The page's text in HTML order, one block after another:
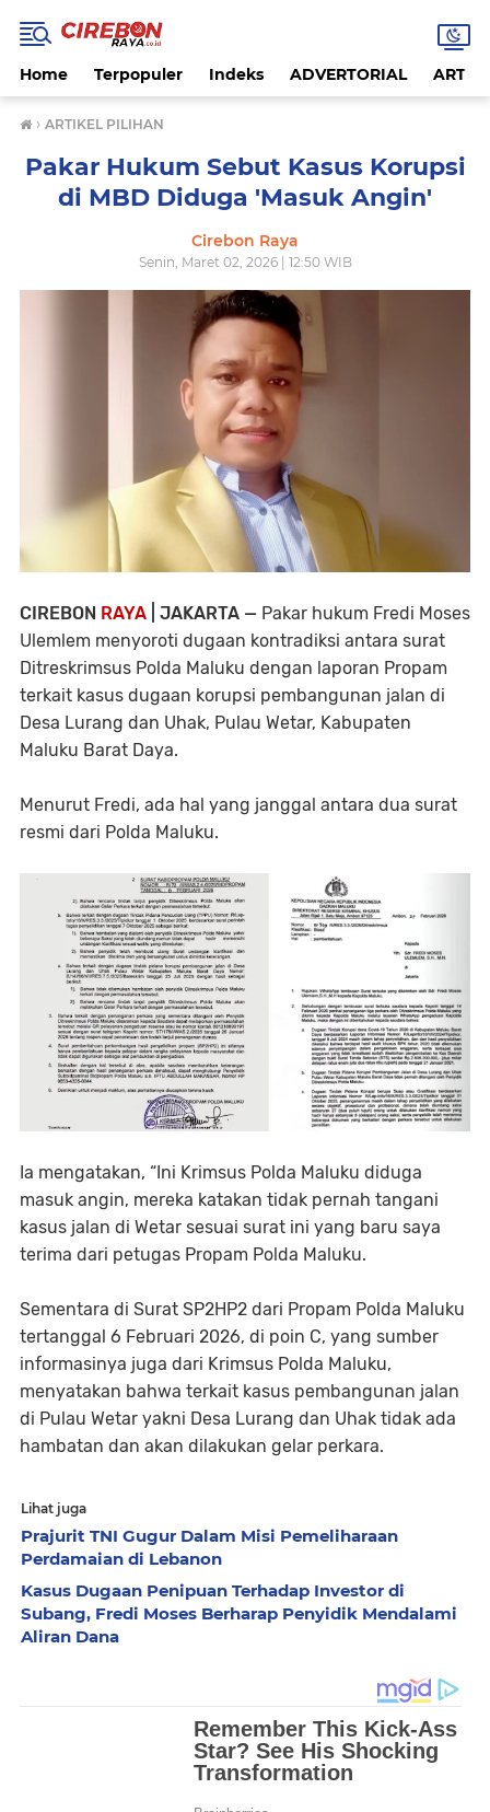
Home Terpopuler Indeks ADVERTORIAL
› ARTIKEL PILIHAN
Pakar Hukum Sebut Kasus Korupsi
di MBD Diduga 'Masuk Angin'
Cirebon Raya
Senin, Maret 02, 2026 | 12:50 WIB
CIREBON RAYA | JAKARTA — Pakar hukum Fredi Moses
Ulemlem menyoroti dugaan kontradiksi antara surat
Ditreskrimsus Polda Maluku dengan laporan Propam
terkait kasus dugaan korupsi pembangunan jalan di
Desa Lurang dan Uhak, Pulau Wetar, Kabupaten
Maluku Barat Daya.
Menurut Fredi, ada hal yang janggal antara dua surat
resmi dari Polda Maluku.
Ia mengatakan, “Ini Krimsus Polda Maluku diduga
masuk angin, mereka katakan tidak pernah tangani
kasus jalan di Wetar sesuai surat ini yang baru saya
terima dari petugas Propam Polda Maluku.
Sementara di Surat SP2HP2 dari Propam Polda Maluku
tertanggal 6 Februari 2026, di poin C, yang sumber
informasinya juga dari Krimsus Polda Maluku,
menyatakan bahwa terkait kasus pembangunan jalan
di Pulau Wetar yakni Desa Lurang dan Uhak tidak ada
hambatan dan akan dilakukan gelar perkara.
Lihat juga
Prajurit TNI Gugur Dalam Misi Pemeliharaan
Perdamaian di Lebanon
Kasus Dugaan Penipuan Terhadap Investor di
Subang, Fredi Moses Berharap Penyidik Mendalami
Aliran Dana